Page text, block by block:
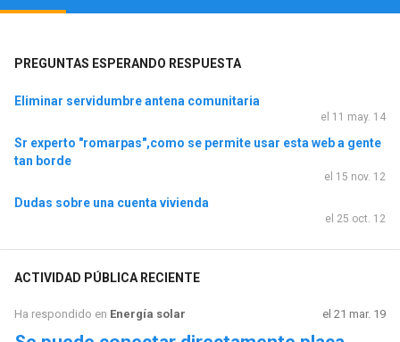
PREGUNTAS ESPERANDO RESPUESTA
Eliminar servidumbre antena comunitaria
el 11 may. 14
Sr experto "romarpas",como se permite usar esta web a gente
tan borde
el 15 nov. 12
Dudas sobre una cuenta vivienda
el 25 oct. 12
ACTIVIDAD PÚBLICA RECIENTE
Ha respondido en Energía solar el 21 mar. 19